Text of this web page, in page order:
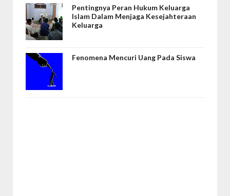
Pentingnya Peran Hukum Keluarga
Islam Dalam Menjaga Kesejahteraan
Keluarga
Fenomena Mencuri Uang Pada Siswa